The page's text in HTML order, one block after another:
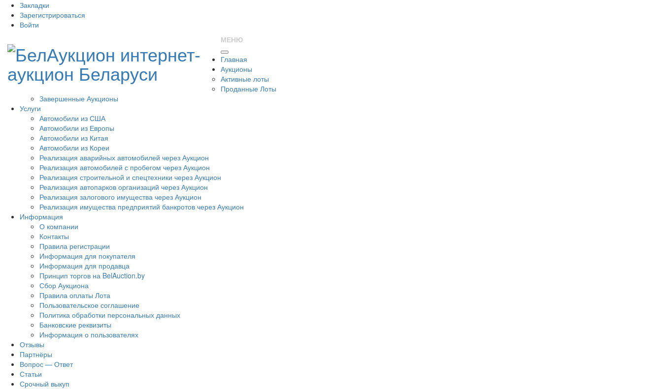
Закладки
Зарегистрироваться
Войти
МЕНЮ
Главная
Аукционы
Активные лоты
Проданные Лоты
Завершенные Аукционы
Услуги
Автомобили из США
Автомобили из Европы
Автомобили из Китая
Автомобили из Кореи
Реализация аварийных автомобилей через Аукцион
Реализация автомобилей с пробегом через Аукцион
Реализация строительной и спецтехники через Аукцион
Реализация автопарков организаций через Аукцион
Реализация залогового имущества через Аукцион
Реализация имущества предприятий банкротов через Аукцион
Информация
О компании
Контакты
Правила регистрации
Информация для покупателя
Информация для продавца
Принцип торгов на BelAuction.by
Сбор Аукциона
Правила оплаты Лота
Пользовательское соглашение
Политика обработки персональных данных
Банковские реквизиты
Информация о пользователях
Отзывы
Партнёры
Вопрос — Ответ
Статьи
Срочный выкуп